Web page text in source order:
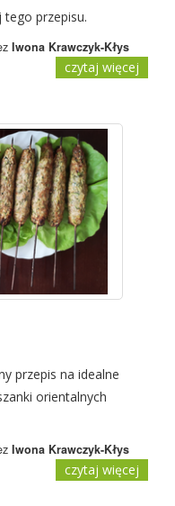
tego przepisu.
Iwona Krawczyk-Kłys
czytaj więcej
przepis na idealne
orientalnych
Iwona Krawczyk-Kłys
czytaj więcej